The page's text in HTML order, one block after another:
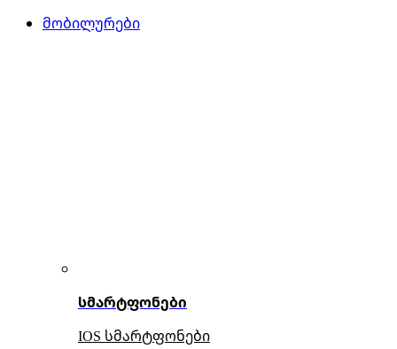
მობილურები
სმარტფონები
IOS სმარტფონები